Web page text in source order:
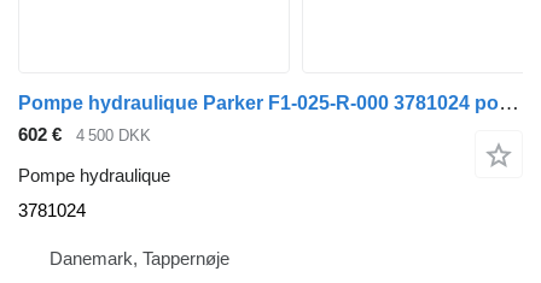
Pompe hydraulique Parker F1-025-R-000 3781024 pour camion
602 € 4 500 DKK
Pompe hydraulique
3781024
Danemark, Tappernøje